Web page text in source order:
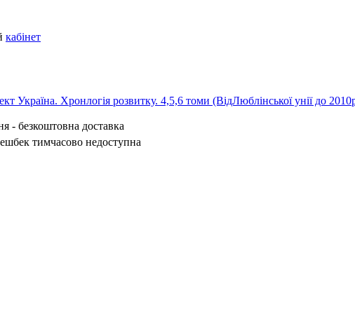
кабінет
Україна. Хронлогія розвитку. 4,5,6 томи (ВідЛюблінської унії до
- безкоштовна доставка
тимчасово недоступна